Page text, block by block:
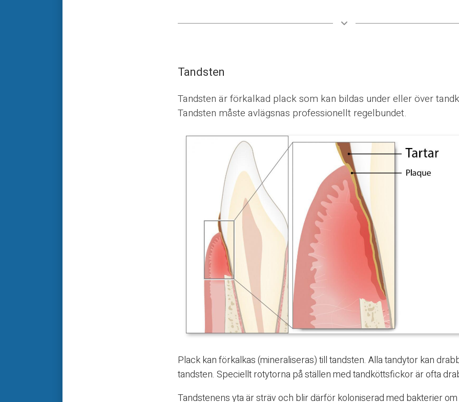
Tandsten
Tandsten är förkalkad plack som kan bildas under eller över
Tandsten måste avlägsnas professionellt regelbundet.
Plack kan förkalkas (mineraliseras) till tandsten. Alla tandytor kan
tandsten. Speciellt rotytorna på ställen med tandköttsfickor är ofta
Tandstenens yta är sträv och blir därför koloniserad med bakterier